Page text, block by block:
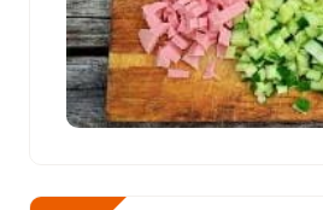
Литий
Марганец